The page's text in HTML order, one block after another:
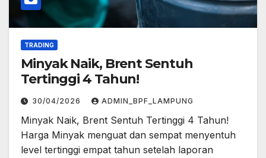
TRADING
Minyak Naik, Brent Sentuh
Tertinggi 4 Tahun!
30/04/2026 ADMIN_BPF_LAMPUNG
Minyak Naik, Brent Sentuh Tertinggi 4 Tahun!
Harga Minyak menguat dan sempat menyentuh
level tertinggi empat tahun setelah laporan